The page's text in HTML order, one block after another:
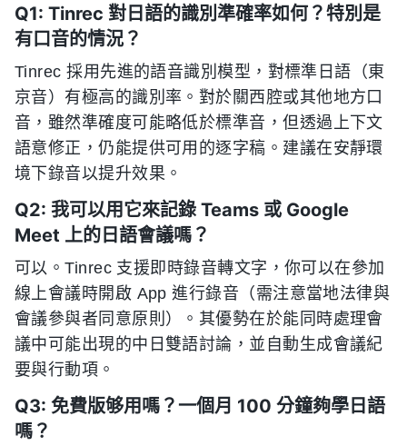
Q1: Tinrec 對日語的識別準確率如何？特別是
有口音的情況？
Tinrec 採用先進的語音識別模型，對標準日語（東
京音）有極高的識別率。對於關西腔或其他地方口
音，雖然準確度可能略低於標準音，但透過上下文
語意修正，仍能提供可用的逐字稿。建議在安靜環
境下錄音以提升效果。
Q2: 我可以用它來記錄 Teams 或 Google
Meet 上的日語會議嗎？
可以。Tinrec 支援即時錄音轉文字，你可以在參加
線上會議時開啟 App 進行錄音（需注意當地法律與
會議參與者同意原則）。其優勢在於能同時處理會
議中可能出現的中日雙語討論，並自動生成會議紀
要與行動項。
Q3: 免費版够用嗎？一個月 100 分鐘夠學日語
嗎？